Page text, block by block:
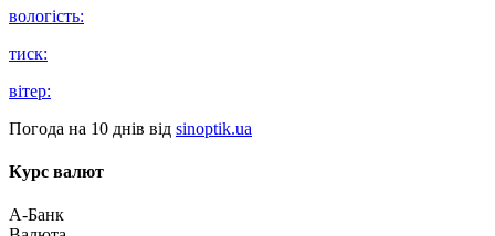
вологість:
тиск:
вітер:
Погода на 10 днів від sinoptik.ua
Курс валют
А-Банк